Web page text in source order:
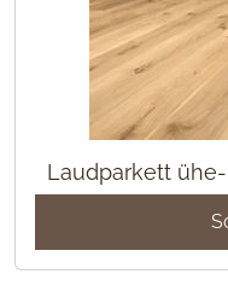
Laudparkett